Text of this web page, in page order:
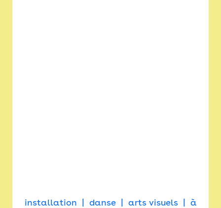
installation danse arts visuels
à